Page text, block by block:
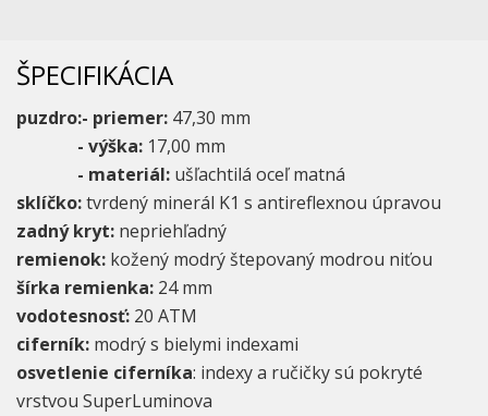
ŠPECIFIKÁCIA
puzdro:- priemer: 47,30 mm
- výška: 17,00 mm
- materiál: ušľachtilá oceľ matná
sklíčko:tvrdený minerál K1 s antireflexnou úpravou
zadný kryt: nepriehľadný
remienok: kožený modrý štepovaný modrou niťou
šírka remienka: 24 mm
vodotesnosť: 20 ATM
ciferník: modrý s bielymi indexami
osvetlenie ciferníka: indexy a ručičky sú pokryté
vrstvou SuperLuminova